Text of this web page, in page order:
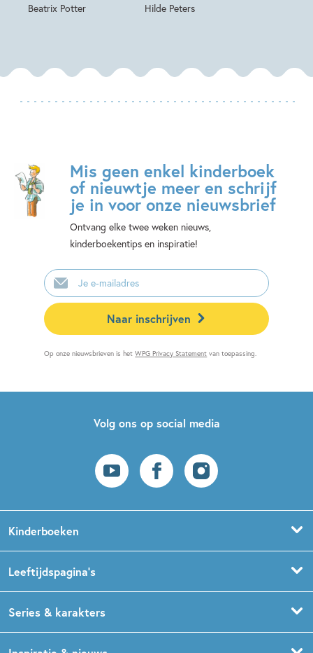
Beatrix Potter Hilde Peters
Mis geen enkel kinderboek
of nieuwtje meer en schrijf
je in voor onze nieuwsbrief
Ontvang elke twee weken nieuws,
kinderboekentips en inspiratie!
E-
mailadres
Naar inschrijven
Op onze nieuwsbrieven is hetWPG Privacy Statement van toepassing.
Volg ons op social media
Kinderboeken
Prentenboeken
Leeftijdspagina’s
Boekentips 1,5 - 3 jaar
Series & karakters